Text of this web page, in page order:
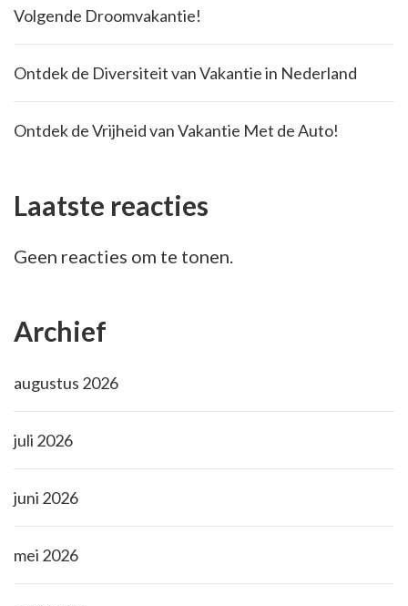
Volgende Droomvakantie!
Ontdek de Diversiteit van Vakantie in Nederland
Ontdek de Vrijheid van Vakantie Met de Auto!
Laatste reacties
Geen reacties om te tonen.
Archief
augustus 2026
juli 2026
juni 2026
mei 2026